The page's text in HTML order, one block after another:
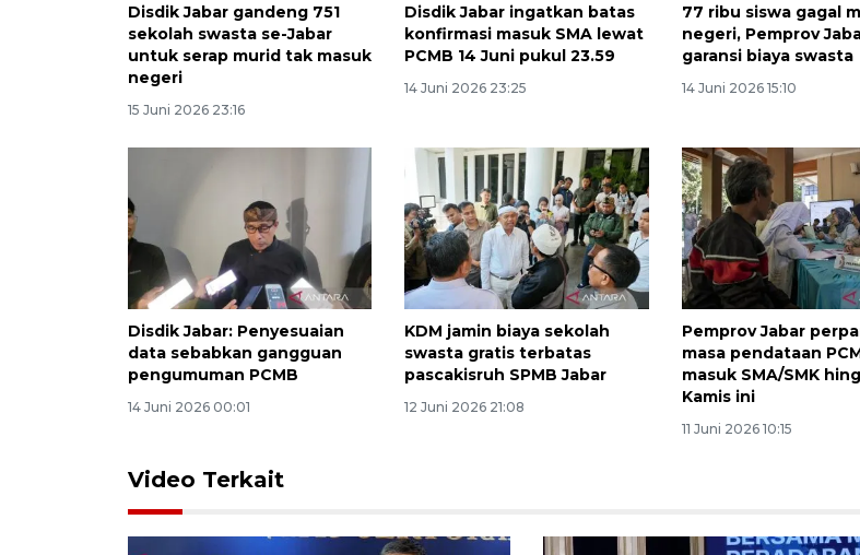
Disdik Jabar gandeng 751
sekolah swasta se-Jabar
untuk serap murid tak masuk
negeri
15 Juni 2026 23:16
Disdik Jabar ingatkan batas
konfirmasi masuk SMA lewat
PCMB 14 Juni pukul 23.59
14 Juni 2026 23:25
77 ribu siswa gagal
negeri, Pemprov
garansi biaya swasta
14 Juni 2026 15:10
Disdik Jabar: Penyesuaian
data sebabkan gangguan
pengumuman PCMB
14 Juni 2026 00:01
KDM jamin biaya sekolah
swasta gratis terbatas
pascakisruh SPMB Jabar
12 Juni 2026 21:08
Pemprov Jabar
masa pendataan
masuk SMA/SMK
Kamis ini
11 Juni 2026 10:15
Video Terkait